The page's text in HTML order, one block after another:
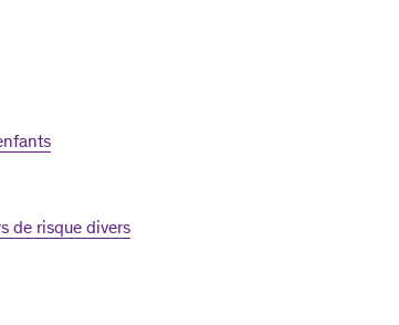
de risque divers